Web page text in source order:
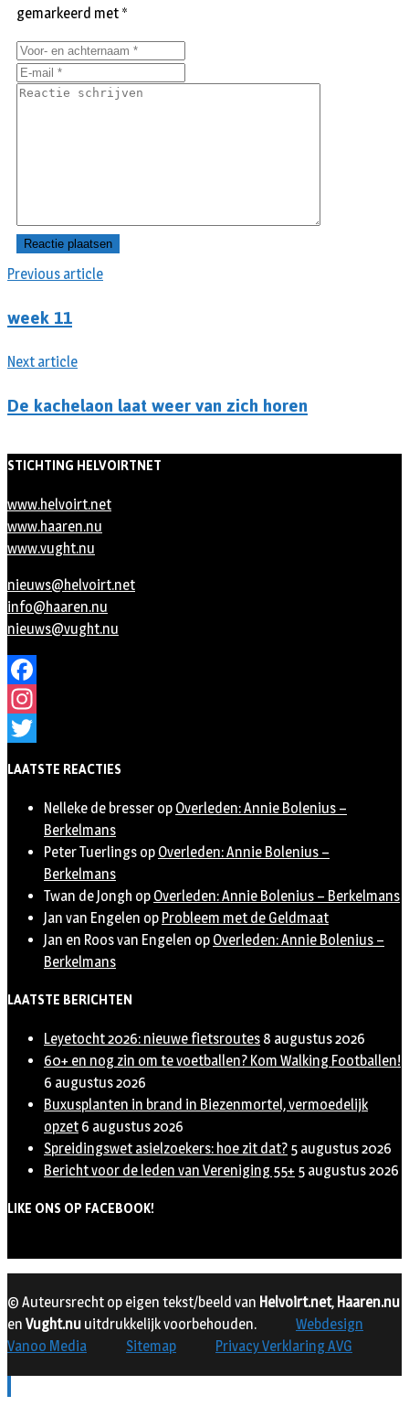
Previous article
week 11
Next article
De kachelaon laat weer van zich horen
gemarkeerd met *
STICHTING HELVOIRTNET
www.helvoirt.net
www.haaren.nu
www.vught.nu
nieuws@helvoirt.net
info@haaren.nu
nieuws@vught.nu
Facebook
Instagram
LAATSTE REACTIES
Nelleke de bresser op Overleden: Annie Bolenius –
Berkelmans
Peter Tuerlings op Overleden: Annie Bolenius –
Berkelmans
Twan de Jongh op Overleden: Annie Bolenius – Berkelmans
Jan van Engelen op Probleem met de Geldmaat
Jan en Roos van Engelen op Overleden: Annie Bolenius –
Berkelmans
LAATSTE BERICHTEN
Leyetocht 2026: nieuwe fietsroutes 8 augustus 2026
60+ en nog zin om te voetballen? Kom Walking Footballen!
6 augustus 2026
Buxusplanten in brand in Biezenmortel, vermoedelijk
opzet 6 augustus 2026
Spreidingswet asielzoekers: hoe zit dat? 5 augustus 2026
Bericht voor de leden van Vereniging 55+ 5 augustus 2026
LIKE ONS OP FACEBOOK!
© Auteursrecht op eigen tekst/beeld van Helvoirt.net, Haaren.nu
en Vught.nu uitdrukkelijk voorbehouden.
Webdesign
Vanoo Media
Sitemap Privacy Verklaring AVG